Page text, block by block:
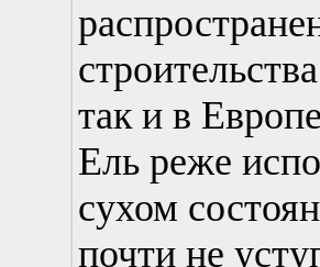
так и в
Ель реже
сухом
почти не